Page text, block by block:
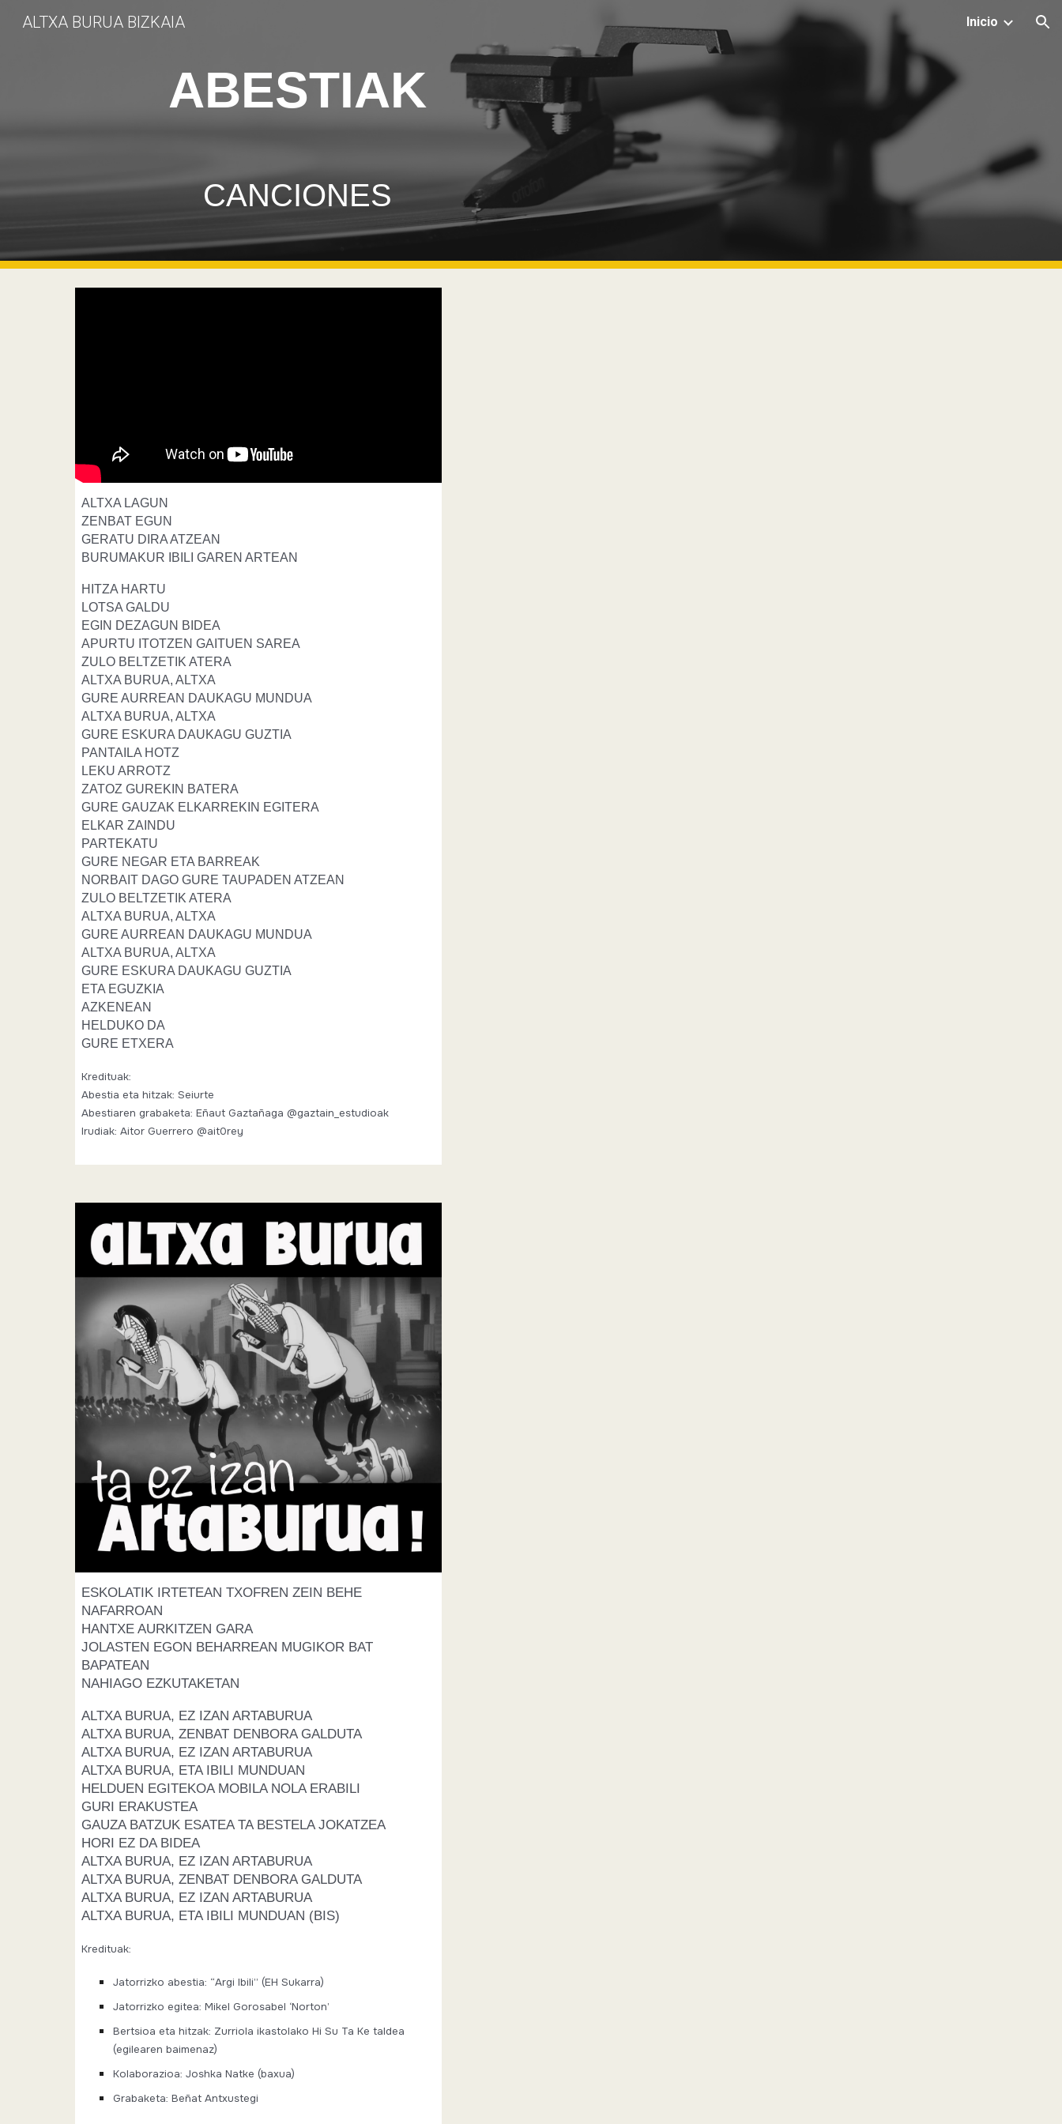
Skip to navigation
ALTXA BURUA BIZKAIA Inicio
ABESTIAK
CANCIONES
ALTXA LAGUN
ZENBAT EGUN
GERATU DIRA ATZEAN
BURUMAKUR IBILI GAREN ARTEAN
HITZA HARTU
LOTSA GALDU
EGIN DEZAGUN BIDEA
APURTU ITOTZEN GAITUEN SAREA
ZULO BELTZETIK ATERA
ALTXA BURUA, ALTXA
GURE AURREAN DAUKAGU MUNDUA
ALTXA BURUA, ALTXA
GURE ESKURA DAUKAGU GUZTIA
PANTAILA HOTZ
LEKU ARROTZ
ZATOZ GUREKIN BATERA
GURE GAUZAK ELKARREKIN EGITERA
ELKAR ZAINDU
PARTEKATU
GURE NEGAR ETA BARREAK
NORBAIT DAGO GURE TAUPADEN ATZEAN
ZULO BELTZETIK ATERA
ALTXA BURUA, ALTXA
GURE AURREAN DAUKAGU MUNDUA
ALTXA BURUA, ALTXA
GURE ESKURA DAUKAGU GUZTIA
ETA EGUZKIA
AZKENEAN
HELDUKO DA
GURE ETXERA
Kredituak:
Abestia eta hitzak: Seiurte
Abestiaren grabaketa: Eñaut Gaztañaga @gaztain_estudioak
Irudiak: Aitor Guerrero @ait0rey
ESKOLATIK IRTETEAN TXOFREN ZEIN BEHE
NAFARROAN
HANTXE AURKITZEN GARA
JOLASTEN EGON BEHARREAN MUGIKOR BAT
BAPATEAN
NAHIAGO EZKUTAKETAN
ALTXA BURUA, EZ IZAN ARTABURUA
ALTXA BURUA, ZENBAT DENBORA GALDUTA
ALTXA BURUA, EZ IZAN ARTABURUA
ALTXA BURUA, ETA IBILI MUNDUAN
HELDUEN EGITEKOA MOBILA NOLA ERABILI
GURI ERAKUSTEA
GAUZA BATZUK ESATEA TA BESTELA JOKATZEA
HORI EZ DA BIDEA
ALTXA BURUA, EZ IZAN ARTABURUA
ALTXA BURUA, ZENBAT DENBORA GALDUTA
ALTXA BURUA, EZ IZAN ARTABURUA
ALTXA BURUA, ETA IBILI MUNDUAN (BIS)
Kredituak:
Jatorrizko abestia: “Argi Ibili” (EH Sukarra)
Jatorrizko egitea: Mikel Gorosabel ‘Norton’
Bertsioa eta hitzak: Zurriola ikastolako Hi Su Ta Ke taldea
(egilearen baimenaz)
Kolaborazioa: Joshka Natke (baxua)
Grabaketa: Beñat Antxustegi